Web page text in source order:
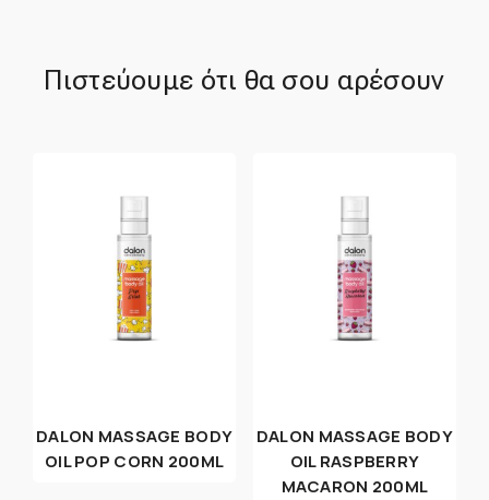
Πιστεύουμε ότι θα σου αρέσουν
DALON MASSAGE BODY
OIL POP CORN 200ML
DALON MASSAGE BODY
OIL RASPBERRY
MACARON 200ML